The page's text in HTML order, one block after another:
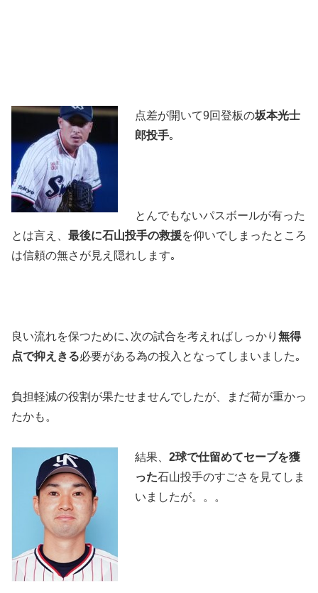
点差が開いて9回登板の坂本光士
郎投手｡
とんでもないパスボールが有った
とは言え、 最後に石山投手の救援を仰いでしまったところ
は信頼の無さが見え隠れします｡
良い流れを保つために､次の試合を考えればしっかり 無得
点で抑えきる必要がある為の投入となってしまいました｡
負担軽減の役割が果たせませんでしたが、まだ荷が重かっ
たかも。
結果、 2球で仕留めてセーブを獲
った石山投手のすごさを見てしま
いましたが。。。